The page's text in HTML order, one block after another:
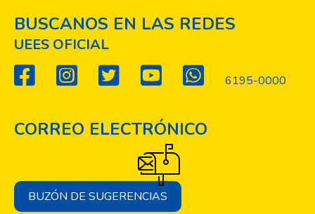
BUSCANOS EN LAS REDES
UEES OFICIAL
6195-0000
CORREO ELECTRÓNICO
BUZÓN DE SUGERENCIAS